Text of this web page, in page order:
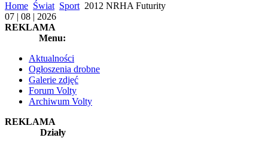
Home Świat Sport 2012 NRHA Futurity
07 | 08 | 2026
REKLAMA
Menu:
Aktualności
Ogłoszenia drobne
Galerie zdjęć
Forum Volty
Archiwum Volty
REKLAMA
Działy